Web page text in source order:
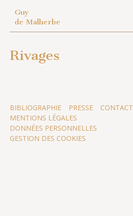
Guy
de Malherbe
Rivages
BIBLIOGRAPHIE PRESSE
CONTACT
MENTIONS LÉGALES
DONNÉES PERSONNELLES
GESTION DES COOKIES